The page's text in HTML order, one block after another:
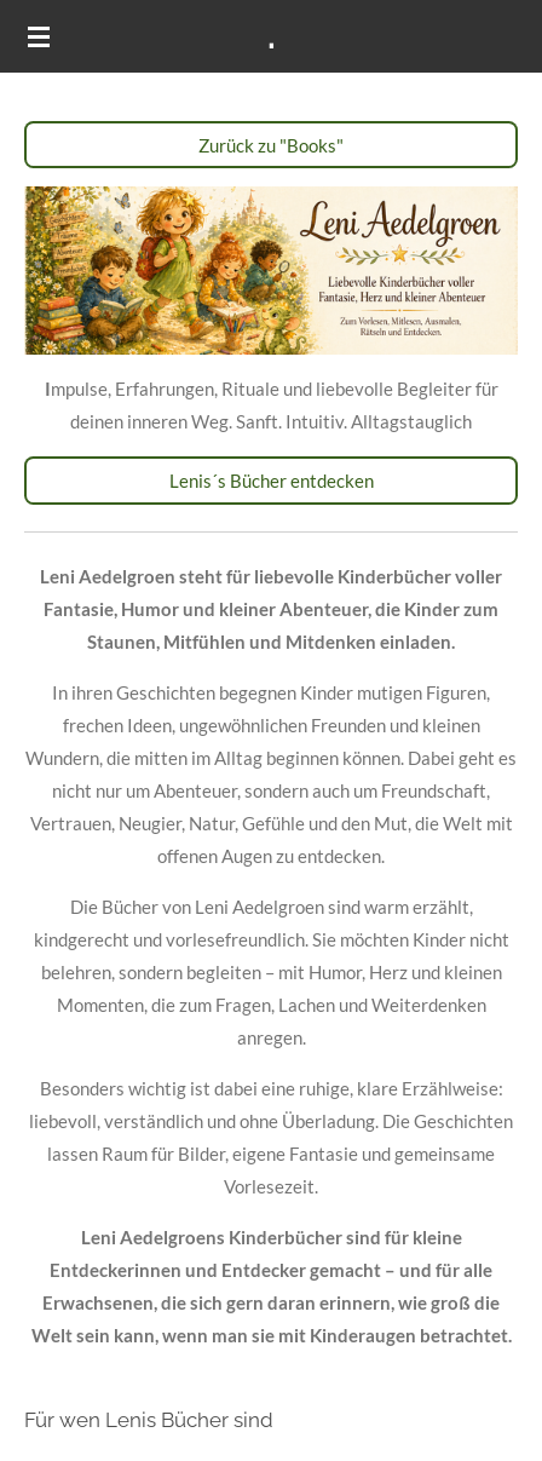
Zum
.
Zurück zu "Books"
Impulse, Erfahrungen, Rituale und liebevolle Begleiter für
deinen inneren Weg. Sanft. Intuitiv. Alltagstauglich
Lenis´s Bücher entdecken
Leni Aedelgroen steht für liebevolle Kinderbücher voller
Fantasie, Humor und kleiner Abenteuer, die Kinder zum
Staunen, Mitfühlen und Mitdenken einladen.
In ihren Geschichten begegnen Kinder mutigen Figuren,
frechen Ideen, ungewöhnlichen Freunden und kleinen
Wundern, die mitten im Alltag beginnen können. Dabei geht es
nicht nur um Abenteuer, sondern auch um Freundschaft,
Vertrauen, Neugier, Natur, Gefühle und den Mut, die Welt mit
offenen Augen zu entdecken.
Die Bücher von Leni Aedelgroen sind warm erzählt,
kindgerecht und vorlesefreundlich. Sie möchten Kinder nicht
belehren, sondern begleiten – mit Humor, Herz und kleinen
Momenten, die zum Fragen, Lachen und Weiterdenken
anregen.
Besonders wichtig ist dabei eine ruhige, klare Erzählweise:
liebevoll, verständlich und ohne Überladung. Die Geschichten
lassen Raum für Bilder, eigene Fantasie und gemeinsame
Vorlesezeit.
Leni Aedelgroens Kinderbücher sind für kleine
Entdeckerinnen und Entdecker gemacht – und für alle
Erwachsenen, die sich gern daran erinnern, wie groß die
Welt sein kann, wenn man sie mit Kinderaugen betrachtet.
Für wen Lenis Bücher sind